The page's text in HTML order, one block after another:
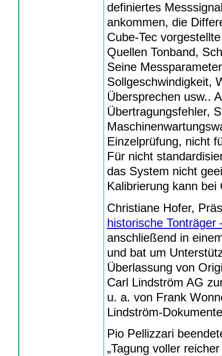
definiertes
ankommen, die
Cube-Tec
Quellen Tonband,
Seine
Sollgeschwindigkeit,
Übersprechen usw..
Übertragungsfehler,
Einzelprüfung, nicht
Für nicht
das System nicht
Kalibrierung kann bei
Christiane Hofer,
historische Tonträger
anschließend in
und bat um
Überlassung von
Carl Lindström AG
u. a. von Frank
Lindström-
Pio Pellizzari
„Tagung voller